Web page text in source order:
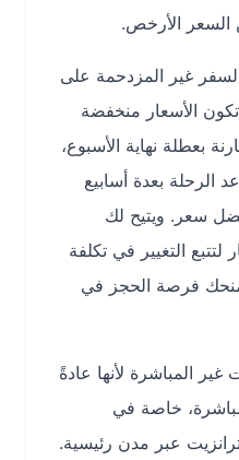
الأرخص.
غير المزدحمة على
منخفضة
نهاية الأسبوع،
بعدة أسابيع
ويتيح لك
التغيير في تكلفة
الحجز في
لأنها عادةً
خاصة في
عبر مدن رئيسية.